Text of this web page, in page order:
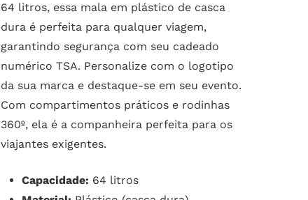
64 litros, essa mala em plástico de casca
dura é perfeita para qualquer viagem,
garantindo segurança com seu cadeado
numérico TSA. Personalize com o logotipo
da sua marca e destaque-se em seu evento.
Com compartimentos práticos e rodinhas
360º, ela é a companheira perfeita para os
viajantes exigentes.
Capacidade: 64 litros